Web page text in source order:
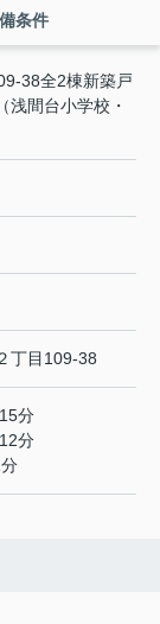
条件
38全2棟新築戸
間台小学校・
丁目109-38
分
分